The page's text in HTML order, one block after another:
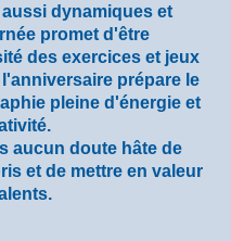
dynamiques et
promet d'être
des exercices et jeux
prépare le
pleine d'énergie et
aucun doute hâte de
et de mettre en valeur